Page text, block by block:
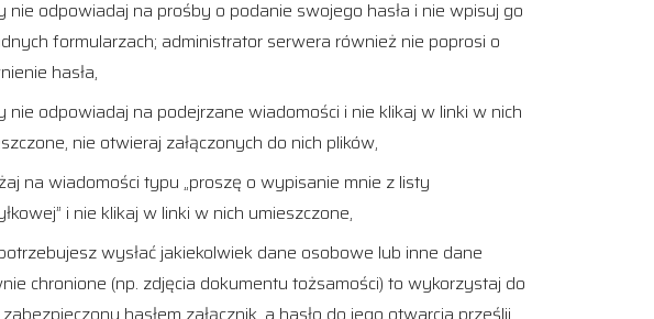
nie odpowiadaj na prośby o podanie swojego hasła i nie wpisuj go
formularzach; administrator serwera również nie poprosi o
hasła,
nie odpowiadaj na podejrzane wiadomości i nie klikaj w linki w nich
nie otwieraj załączonych do nich plików,
na wiadomości typu „proszę o wypisanie mnie z listy
i nie klikaj w linki w nich umieszczone,
wysłać jakiekolwiek dane osobowe lub inne dane
chronione (np. zdjęcia dokumentu tożsamości) to wykorzystaj do